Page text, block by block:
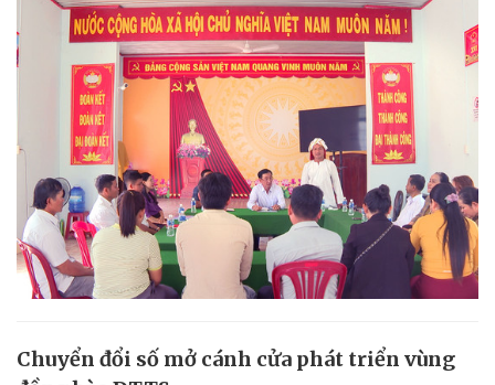
Chuyển đổi số mở cánh cửa phát triển vùng